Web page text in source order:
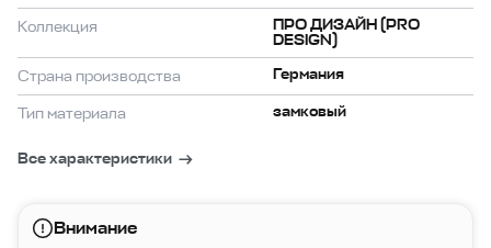
Коллекция
ПРО ДИЗАЙН (PRO
DESIGN)
Страна производства
Германия
Тип материала замковый
Все характеристики
Внимание